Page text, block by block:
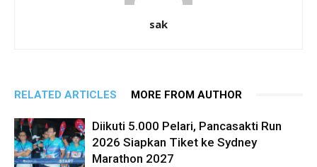
sak
RELATED ARTICLES MORE FROM AUTHOR
Diikuti 5.000 Pelari, Pancasakti Run
2026 Siapkan Tiket ke Sydney
Marathon 2027